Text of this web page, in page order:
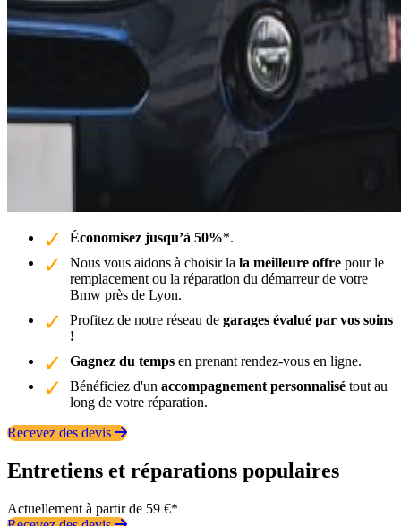
Économisez jusqu’à 50%*.
Nous vous aidons à choisir la la meilleure offre pour le
remplacement ou la réparation du démarreur de votre
Bmw près de Lyon.
Profitez de notre réseau de garages évalué par vos soins
!
Gagnez du temps en prenant rendez-vous en ligne.
Bénéficiez d'un accompagnement personnalisé tout au
long de votre réparation.
Recevez des devis
Entretiens et réparations populaires
Actuellement à partir de 59 €*